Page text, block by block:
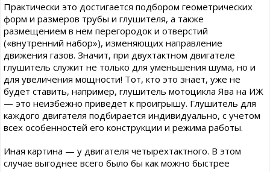
Практически это достигается подбором геометрических
форм и размеров трубы и глушителя, а также
размещением в нем перегородок и отверстий
(«внутренний набор»), изменяющих направление
движения газов. Значит, при двухтактном двигателе
глушитель служит не только для уменьшения шума, но и
для увеличения мощности! Тот, кто это знает, уже не
будет ставить, например, глушитель мотоцикла Ява на ИЖ
— это неизбежно приведет к проигрышу. Глушитель для
каждого двигателя подбирается индивидуально, с учетом
всех особенностей его конструкции и режима работы.
Иная картина — у двигателя четырехтактного. В этом
случае выгоднее всего было бы как можно быстрее